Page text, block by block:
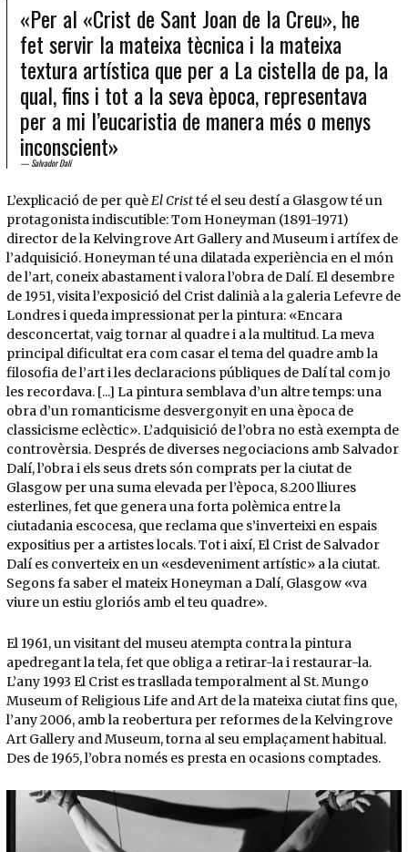
«Per al «Crist de Sant Joan de la Creu», he
fet servir la mateixa tècnica i la mateixa
textura artística que per a La cistella de pa, la
qual, fins i tot a la seva època, representava
per a mi l’eucaristia de manera més o menys
inconscient»
Salvador Dalí
L’explicació de per quèEl Cristté el seu destí a Glasgow té un
protagonista indiscutible: Tom Honeyman (1891-1971)
director de la Kelvingrove Art Gallery and Museum i artífex de
l’adquisició. Honeyman té una dilatada experiència en el món
de l’art, coneix abastament i valora l’obra de Dalí. El desembre
de 1951, visita l’exposició del Crist dalinià a la galeria Lefevre de
Londres i queda impressionat per la pintura: «Encara
desconcertat, vaig tornar al quadre i a la multitud. La meva
principal dificultat era com casar el tema del quadre amb la
filosofia de l’art i les declaracions públiques de Dalí tal com jo
les recordava. [...] La pintura semblava d’un altre temps: una
obra d’un romanticisme desvergonyit en una època de
classicisme eclèctic». L’adquisició de l’obra no està exempta de
controvèrsia. Després de diverses negociacions amb Salvador
Dalí, l’obra i els seus drets són comprats per la ciutat de
Glasgow per una suma elevada per l’època, 8.200 lliures
esterlines, fet que genera una forta polèmica entre la
ciutadania escocesa, que reclama que s’inverteixi en espais
expositius per a artistes locals. Tot i així, El Crist de Salvador
Dalí es converteix en un «esdeveniment artístic» a la ciutat.
Segons fa saber el mateix Honeyman a Dalí, Glasgow «va
viure un estiu gloriós amb el teu quadre».
El 1961, un visitant del museu atempta contra la pintura
apedregant la tela, fet que obliga a retirar-la i restaurar-la.
L’any 1993 El Crist es trasllada temporalment al St. Mungo
Museum of Religious Life and Art de la mateixa ciutat fins que,
l’any 2006, amb la reobertura per reformes de la Kelvingrove
Art Gallery and Museum, torna al seu emplaçament habitual.
Des de 1965, l’obra només es presta en ocasions comptades.